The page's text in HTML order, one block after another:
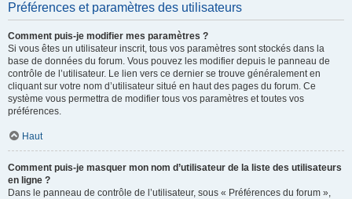
Préférences et paramètres des utilisateurs
Comment puis-je modifier mes paramètres ?
Si vous êtes un utilisateur inscrit, tous vos paramètres sont stockés dans la
base de données du forum. Vous pouvez les modifier depuis le panneau de
contrôle de l’utilisateur. Le lien vers ce dernier se trouve généralement en
cliquant sur votre nom d’utilisateur situé en haut des pages du forum. Ce
système vous permettra de modifier tous vos paramètres et toutes vos
préférences.
Haut
Comment puis-je masquer mon nom d’utilisateur de la liste des utilisateurs
en ligne ?
Dans le panneau de contrôle de l’utilisateur, sous « Préférences du forum »,